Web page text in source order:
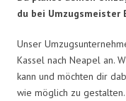
du bei Umzugsmeister
Unser
Kassel nach Neapel an.
kann und möchten dir
wie möglich zu